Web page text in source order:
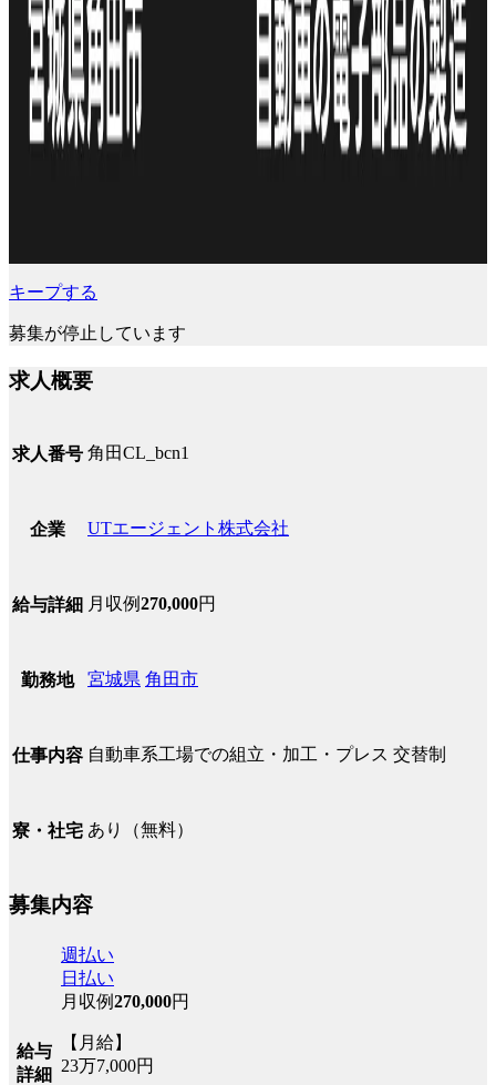
キープする
募集が停止しています
求人概要
求人番号 角田CL_bcn1
企業 UTエージェント株式会社
給与詳細 月収例270,000円
勤務地 宮城県 角田市
仕事内容 自動車系工場での組立・加工・プレス 交替制
寮・社宅 あり（無料）
募集内容
給与
詳細
週払い
日払い
月収例270,000円
【月給】
23万7,000円